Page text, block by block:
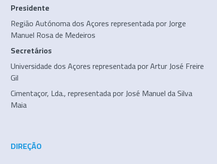
Presidente
Região Autónoma dos Açores representada por Jorge
Manuel Rosa de Medeiros
Secretários
Universidade dos Açores representada por Artur José Freire
Gil
Cimentaçor, Lda., representada por José Manuel da Silva
Maia
DIREÇÃO